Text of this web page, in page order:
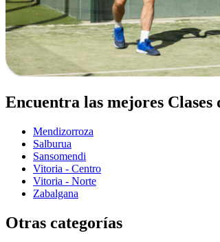
Encuentra las mejores
Mendizorroza
Salburua
Sansomendi
Vitoria - Centro
Vitoria - Norte
Zabalgana
Otras categorías